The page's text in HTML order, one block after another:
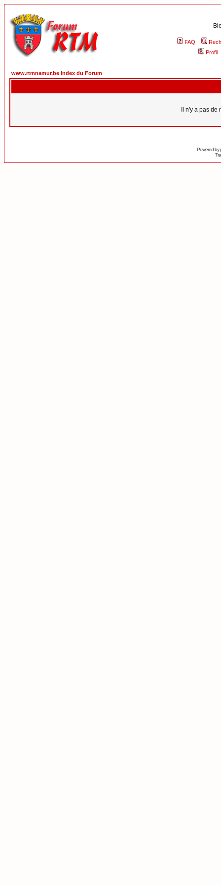
FAQ
Profil
www.rtmnamur.be Index du Forum
Il n'y a pas
Powered by